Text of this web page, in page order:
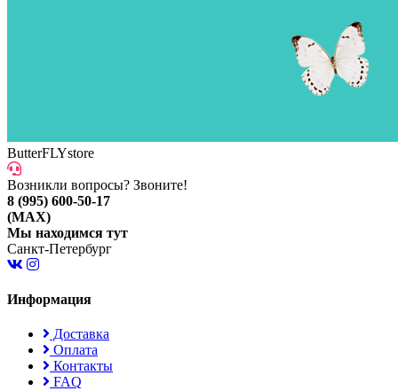
ButterFLYstore
Возникли вопросы? Звоните!
8 (995) 600-50-17
(MAX)
Мы находимся тут
Санкт-Петербург
Информация
Доставка
Оплата
Контакты
FAQ